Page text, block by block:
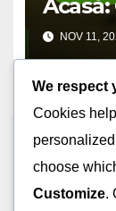
pentru
NOV 11,
Leave
Your email
We respect
Cookies
choose
Customize.